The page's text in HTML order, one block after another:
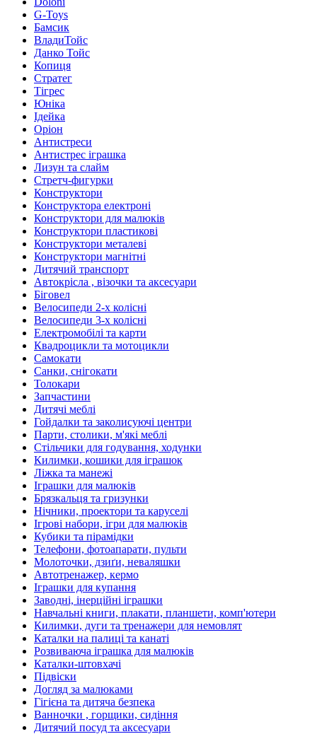
G-Toys
Бамсик
ВладиТойс
Данко Тойс
Копиця
Стратег
Тігрес
Юніка
Ідейка
Оріон
Антистреси
Антистрес іграшка
Лизун та слайм
Стретч-фигурки
Конструктори
Конструктора електроні
Конструктори для малюків
Конструктори пластикові
Конструктори металеві
Конструктори магнітні
Дитячий транспорт
Автокрісла , візочки та аксесуари
Біговел
Велосипеди 2-х колісні
Велосипеди 3-х колісні
Електромобілі та карти
Квадроцикли та мотоцикли
Самокати
Санки, снігокати
Толокари
Запчастини
Дитячі меблі
Гойдалки та заколисуючі центри
Парти, столики, м'які меблі
Стільчики для годування, ходунки
Килимки, кошики для іграшок
Ліжка та манежі
Іграшки для малюків
Брязкальця та гризунки
Нічники, проектори та каруселі
Ігрові набори, ігри для малюків
Кубики та пірамідки
Телефони, фотоапарати, пульти
Молоточки, дзиґи, неваляшки
Автотренажер, кермо
Іграшки для купання
Заводні, інерційні іграшки
Навчальні книги, плакати, планшети, комп'ютери
Килимки, дуги та тренажери для немовлят
Каталки на палиці та канаті
Розвиваюча іграшка для малюків
Каталки-штовхачі
Підвіски
Догляд за малюками
Гігієна та дитяча безпека
Ванночки , горщики, сидіння
Дитячий посуд та аксесуари